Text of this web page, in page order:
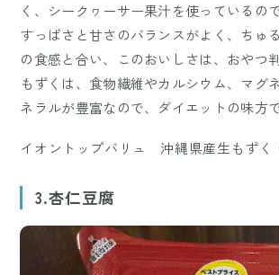
く、シークヮーサー果汁を使っているので
すっぱさと甘さのバランスがよく、ちゅ
の食感と合い、このおいしさは、おやつ
もずくは、食物繊維やカルシウム、マグ
ネラルが豊富なので、ダイエットの味方で
イオントップバリュ 沖縄県産生もずく
3.杏仁豆腐